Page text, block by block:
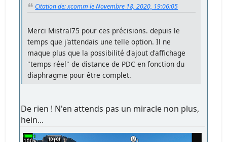
Citation de: xcomm le Novembre 18, 2020, 19:06:05
Merci Mistral75 pour ces précisions. depuis le
temps que j'attendais une telle option. Il ne
maque plus que la possibilité d'ajout d'affichage
"temps réel" de distance de PDC en fonction du
diaphragme pour être complet.
De rien ! N'en attends pas un miracle non plus,
hein...